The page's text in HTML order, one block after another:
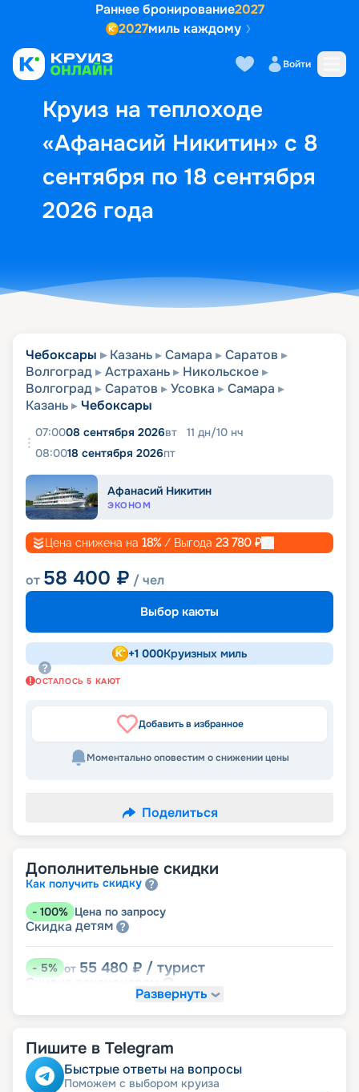
Раннее бронирование2027
2027миль каждому
Войти
Круиз на теплоходе
«Афанасий Никитин» с 8
сентября по 18 сентября
2026 года
Выбор кают Маршрут и
Чебоксары Казань Самара
Саратов
Волгоград
Астрахань
Никольское
Волгоград
Саратов Усовка
Самара
Казань
Чебоксары
07:0008 сентября 2026вт 11 дн/10 нч
08:0018 сентября 2026пт
Афанасий Никитин
ЭКОНОМ
Цена снижена на 18% / Выгода 23 780 ₽
от 58 400 ₽ / чел
Выбор каюты
+1 000Круизных миль
ОСТАЛОСЬ 5 КАЮТ
Добавить в избранное
Моментально оповестим о снижении цены
Поделиться
Дополнительные скидки
Как получить скидку
- 100% Цена по запросу
Скидка детям
-5% от 55 480 ₽ / турист
Скидка
Развернуть
Пишите в Telegram
Быстрые ответы на вопросы
Поможем с выбором круиза